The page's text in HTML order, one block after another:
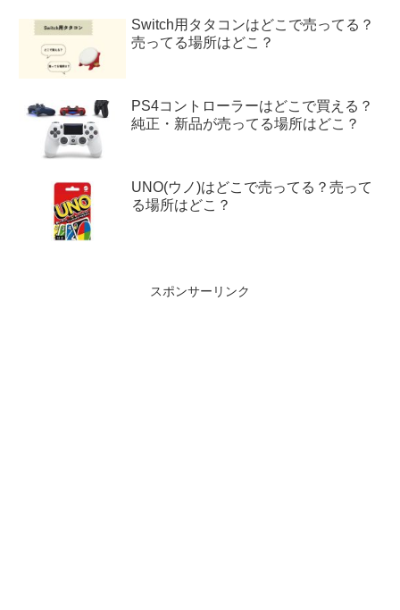
Switch用タタコンはどこで売ってる？
売ってる場所はどこ？
PS4コントローラーはどこで買える？
純正・新品が売ってる場所はどこ？
UNO(ウノ)はどこで売ってる？売って
る場所はどこ？
スポンサーリンク